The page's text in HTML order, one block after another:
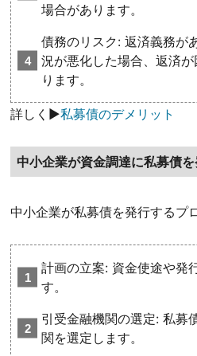
場合があります。
債務のリスク: 返済義務が
況が悪化した場合、返済
ります。
詳しく▶私募債のデメリット
中小企業が資金調達に私募債
中小企業が私募債を発行するプ
計画の立案: 資金使途や発
す。
引受金融機関の選定: 私募
関を選定します。